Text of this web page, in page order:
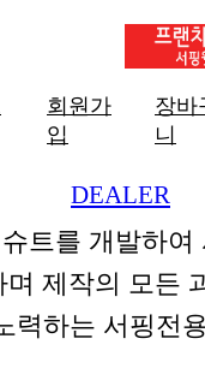
회원가
입
장바
니
+
DEALER
트를 개발하여
제작의 모든
력하는 서핑전